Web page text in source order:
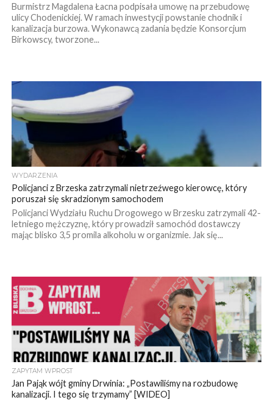
Burmistrz Magdalena Łacna podpisała umowę na przebudowę
ulicy Chodenickiej. W ramach inwestycji powstanie chodnik i
kanalizacja burzowa. Wykonawcą zadania będzie Konsorcjum
Birkowscy, tworzone...
WYDARZENIA
Policjanci z Brzeska zatrzymali nietrzeźwego kierowcę, który
poruszał się skradzionym samochodem
Policjanci Wydziału Ruchu Drogowego w Brzesku zatrzymali 42-
letniego mężczyznę, który prowadził samochód dostawczy
mając blisko 3,5 promila alkoholu w organizmie. Jak się...
ZAPYTAM WPROST
Jan Pająk wójt gminy Drwinia: „Postawiliśmy na rozbudowę
kanalizacji. I tego się trzymamy” [WIDEO]